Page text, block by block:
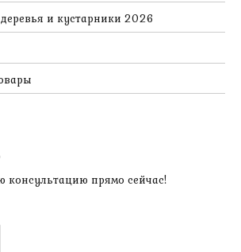
и кустарники 2026
консультацию прямо сейчас!